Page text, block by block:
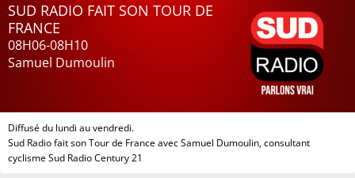
SUD RADIO FAIT SON TOUR DE
FRANCE
08H06-08H10
Samuel Dumoulin
Diffusé du lundi au vendredi.
Sud Radio fait son Tour de France avec Samuel Dumoulin, consultant
cyclisme Sud Radio Century 21